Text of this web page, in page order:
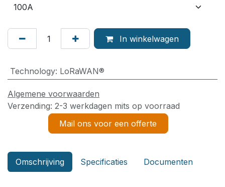
In winkelwagen
Technology: LoRaWAN®
Algemene voorwaarden
Verzending: 2-3 werkdagen mits op voorraad
Mail ons voor een offerte
Omschrijving Specificaties Documenten